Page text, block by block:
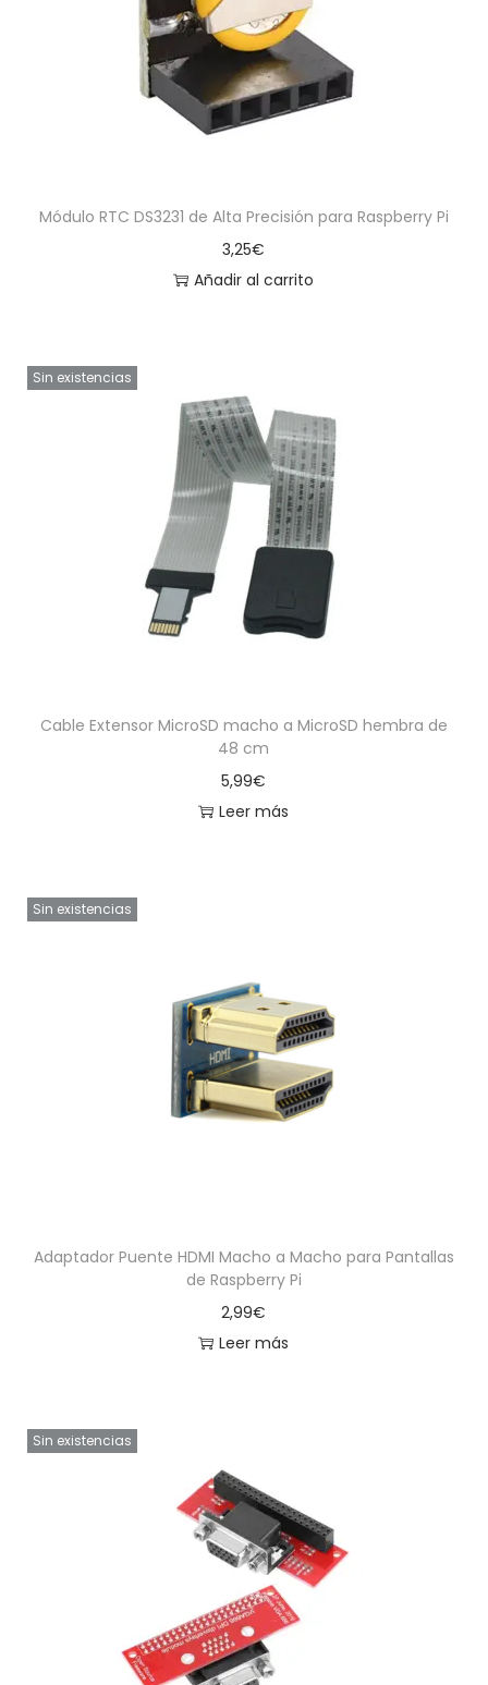
a
c
i
ó
d
o
Módulo RTC DS3231 de Alta Precisión para Raspberry Pi
3,25€
Añadir al carrito
Sin existencias
Cable Extensor MicroSD macho a MicroSD hembra de
48 cm
5,99€
Leer más
Sin existencias
Adaptador Puente HDMI Macho a Macho para Pantallas
de Raspberry Pi
2,99€
Leer más
Sin existencias